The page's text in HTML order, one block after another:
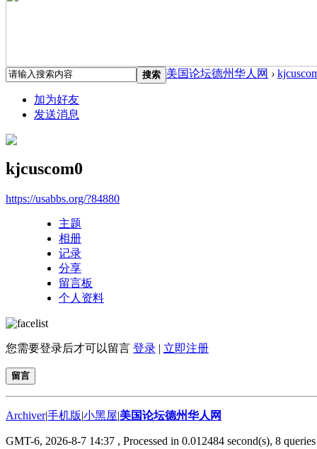
搜索 美国论坛德州华人网 ›
加为好友
发送消息
kjcuscom0
https://usabbs.org/?84880
主题
相册
记录
分享
留言板
个人资料
您需要登录后才可以留言 登录 | 立即注册
留言
Archiver|手机版|小黑屋|美国论坛德州华人网
GMT-6, 2026-8-7 14:37 , Processed in 0.012484 second(s), 8